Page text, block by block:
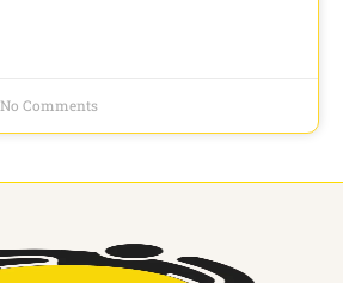
No Comments